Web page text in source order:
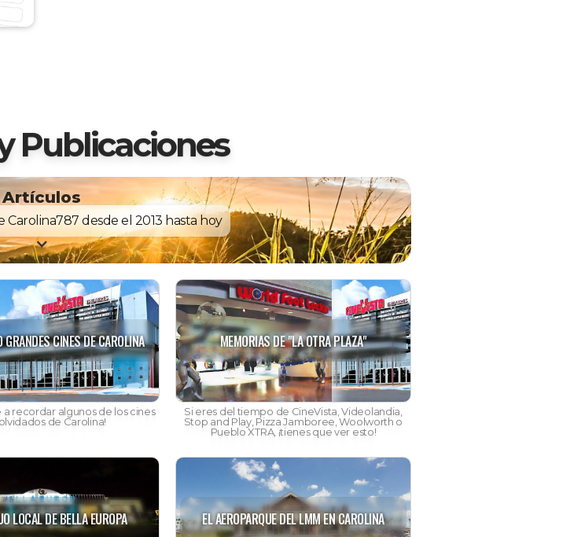
Publicaciones
Artículos
Carolina787 desde el 2013 hasta hoy
GRANDES CINES DE CAROLINA
a recordar algunos de los cines
de Carolina!
MEMORIAS DE "LA OTRA PLAZA"
Si eres del tiempo de CineVista, Videolandia,
Stop and Play, Pizza Jamboree, Woolworth o
Pueblo XTRA, ¡tienes que ver esto!
LOCAL DE BELLA EUROPA EL AEROPARQUE DEL LMM EN CAROLINA